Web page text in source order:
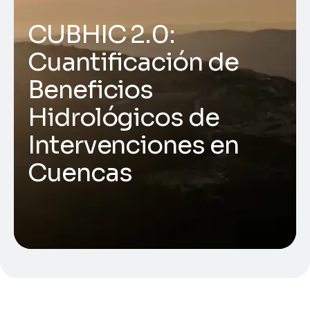
CUBHIC 2.0:
Cuantificación de
Beneficios
Hidrológicos de
Intervenciones en
Cuencas